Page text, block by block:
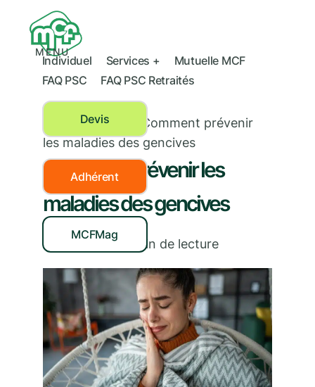
MENU
Individuel Services +
Mutuelle MCF
FAQ PSC
FAQ PSC Retraités
Devis
Adhérent
MCFMag
Santé dentaire
Comment prévenir
les maladies des gencives
Comment prévenir les
maladies des gencives
14/11/2024 | min de lecture